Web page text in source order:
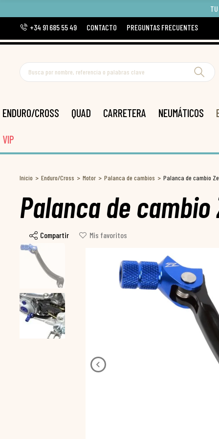
+34 91 685 55 49
CONTACTO PREGUNTAS FRECUENTES
ENDURO/CROSS QUAD CARRETERA NEUMÁTICOS
VIP
Inicio Enduro/Cross Motor Palanca de cambios Palanca de cambio
Palanca de
Compartir Mis favoritos